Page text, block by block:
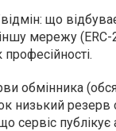
що
мережу (ERC-
обмінника
низький резерв
сервіс